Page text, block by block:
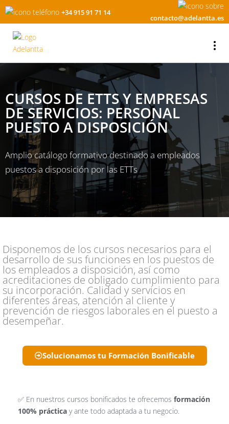
+34 915 91 71 14
contacto@adelantta.es
CURSOS DE ETTS Y EMPRESAS
DE SERVICIOS: PERSONAL
PUESTO A DISPOSICIÓN
Amplio catálogo formativo destinado a empleados
puestos a disposición por las ETTs
Disponemos de los cursos necesarios para el
desarrollo de sus funciones en los puestos de
los empleados a disposición, así como
acreditaciones de obligado cumplimiento para
su incorporación. Calidad y servicios en
diferentes áreas, atención al cliente y
prevención de riesgos laborales en el puesto a
desempeñar.
Solucionamos tu Formación Bonificable
✅ En nuestros cursos bonificados te ofrecemos formación
100% práctica y ante todo adaptada a tu negocio.